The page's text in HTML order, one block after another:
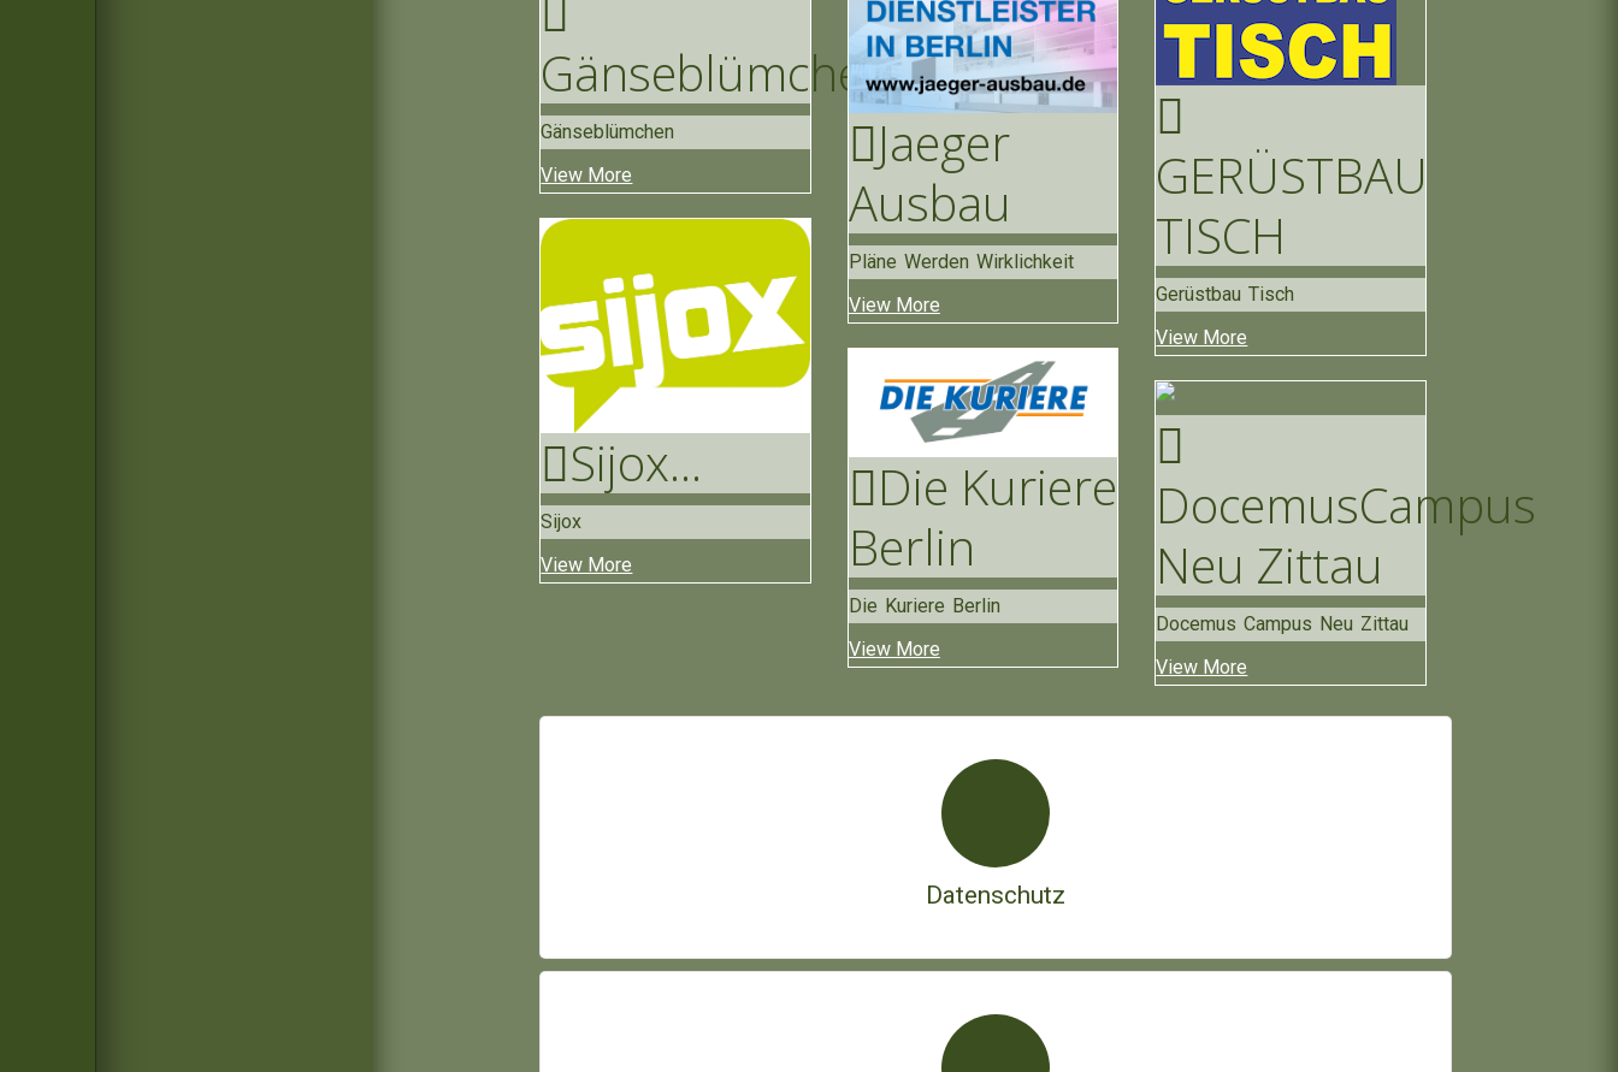
GänseBlümchen
Gänseblümchen
View More
Sijox...
Sijox
View More
Jaeger
Ausbau
Pläne Werden Wirklichkeit
View More
Die Kuriere
Berlin
Die Kuriere Berlin
View More
GERÜSTBAU
TISCH
Gerüstbau Tisch
View More
DocemusCampus
Neu Zittau
Docemus Campus Neu Zittau
View More
Datenschutz